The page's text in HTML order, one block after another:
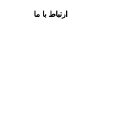
ارتباط با ما